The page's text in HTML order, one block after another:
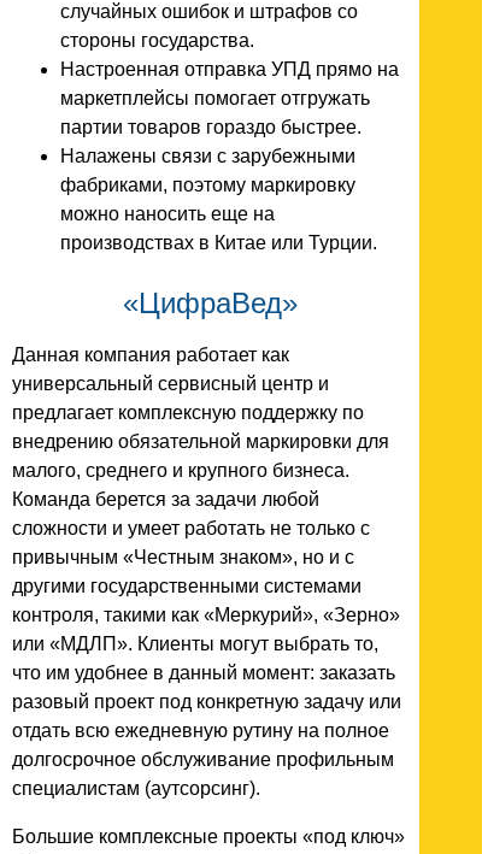
случайных ошибок и штрафов со
стороны государства.
Настроенная отправка УПД прямо на
маркетплейсы помогает отгружать
партии товаров гораздо быстрее.
Налажены связи с зарубежными
фабриками, поэтому маркировку
можно наносить еще на
производствах в Китае или Турции.
«ЦифраВед»
Данная компания работает как
универсальный сервисный центр и
предлагает комплексную поддержку по
внедрению обязательной маркировки для
малого, среднего и крупного бизнеса.
Команда берется за задачи любой
сложности и умеет работать не только с
привычным «Честным знаком», но и с
другими государственными системами
контроля, такими как «Меркурий», «Зерно»
или «МДЛП». Клиенты могут выбрать то,
что им удобнее в данный момент: заказать
разовый проект под конкретную задачу или
отдать всю ежедневную рутину на полное
долгосрочное обслуживание профильным
специалистам (аутсорсинг).
Большие комплексные проекты «под ключ»